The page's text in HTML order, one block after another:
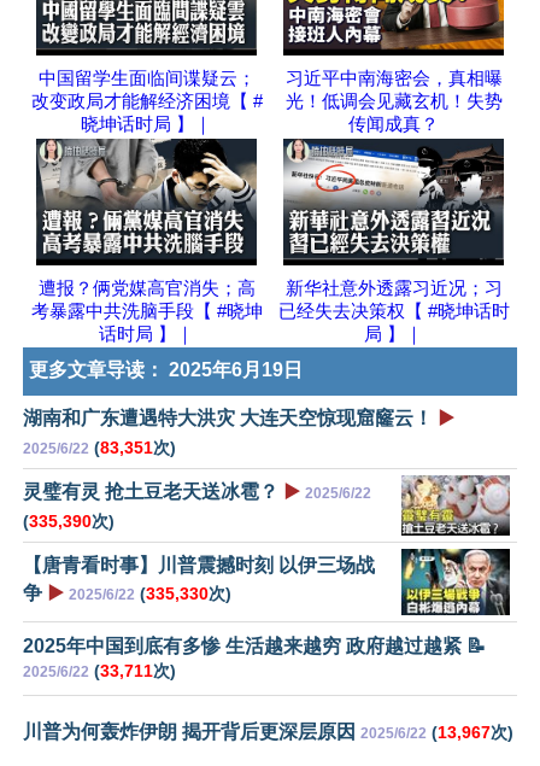
中国留学生面临间谍疑云；
改变政局才能解经济困境【 #
晓坤话时局 】｜
习近平中南海密会，真相曝
光！低调会见藏玄机！失势
传闻成真？
遭报？俩党媒高官消失；高
考暴露中共洗脑手段【 #晓坤
话时局 】｜
新华社意外透露习近况；习
已经失去决策权【 #晓坤话时
局 】｜
更多文章导读： 2025年6月19日
湖南和广东遭遇特大洪灾 大连天空惊现窟窿云！ ▶️
2025/6/22 (83,351次)
灵璧有灵 抢土豆老天送冰雹？ ▶️ 2025/6/22
(335,390次)
【唐青看时事】川普震撼时刻 以伊三场战
争 ▶️ 2025/6/22 (335,330次)
2025年中国到底有多惨 生活越来越穷 政府越过越紧 📝
2025/6/22 (33,711次)
川普为何轰炸伊朗 揭开背后更深层原因 2025/6/22 (13,967次)